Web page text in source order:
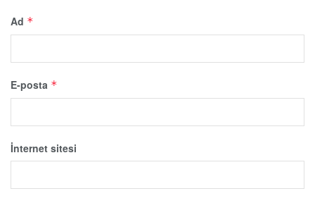
Ad *
E-posta *
İnternet sitesi